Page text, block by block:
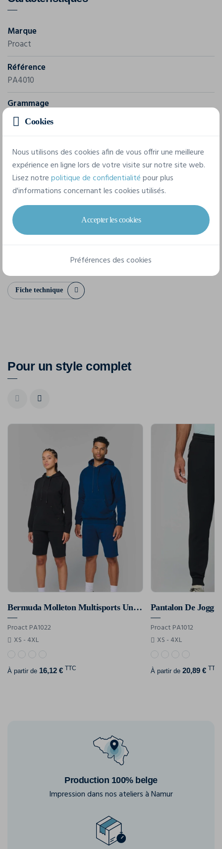
Marque
Proact
Référence
PA4010
Grammage
130 g/m²
Composition
50% Coton, 38% Polyester, 12% Viscose
7 tailles disponibles
M L XL
Fiche technique
Pour un style complet
Bermuda Molleton Multisports Unisexe
Proact PA1022
XS - 4XL
À partir de 16,12 € TTC
Proact PA1012
XS - 4XL
À partir de 20,89 € TTC
Production 100% belge
Impression dans nos ateliers à Namur
Cookies
Nous utilisons des cookies afin de vous offrir une meilleure
expérience en ligne lors de votre visite sur notre site web.
Lisez notrepolitique de confidentialitépour plus
d'informations concernant les cookies utilisés.
Accepter les cookies
Préférences des cookies